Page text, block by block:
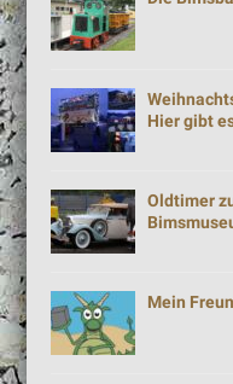
Hier gibt
Oldtimer
Mein